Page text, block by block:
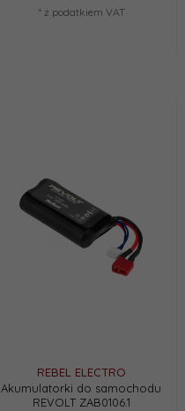
* z podatkiem VAT
REBEL ELECTRO
Akumulatorki do samochodu
REVOLT ZAB0106.1